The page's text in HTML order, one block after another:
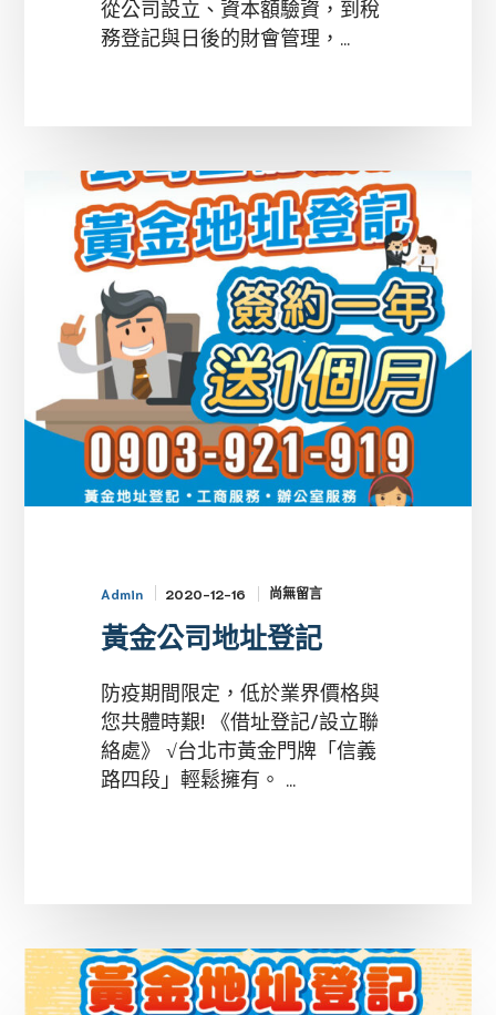
從公司設立、資本額驗資，到稅
務登記與日後的財會管理，...
Admin 2020-12-16 尚無留言
黃金公司地址登記
防疫期間限定，低於業界價格與
您共體時艱! 《借址登記/設立聯
絡處》 √台北市黃金門牌「信義
路四段」輕鬆擁有。 ...
「微
型